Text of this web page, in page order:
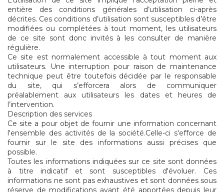
entière des conditions générales d’utilisation ci-après
décrites. Ces conditions d’utilisation sont susceptibles d’être
modifiées ou complétées à tout moment, les utilisateurs
de ce site sont donc invités à les consulter de manière
régulière.
Ce site est normalement accessible à tout moment aux
utilisateurs. Une interruption pour raison de maintenance
technique peut être toutefois décidée par le responsable
du site, qui s’efforcera alors de communiquer
préalablement aux utilisateurs les dates et heures de
l’intervention.
Description des services
Ce site a pour objet de fournir une information concernant
l'ensemble des activités de la société.Celle-ci s'efforce de
fournir sur le site des informations aussi précises que
possible.
Toutes les informations indiquées sur ce site sont données
à titre indicatif et sont susceptibles d'évoluer. Ces
informations ne sont pas exhaustives et sont données sous
réserve de modifications ayant été apportées depuis leur